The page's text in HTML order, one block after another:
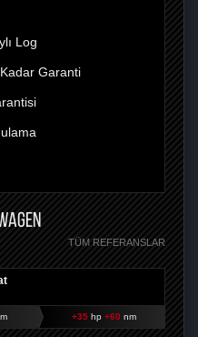
Log
Garanti
TÜM REFERANSLAR
+35hp +60 nm